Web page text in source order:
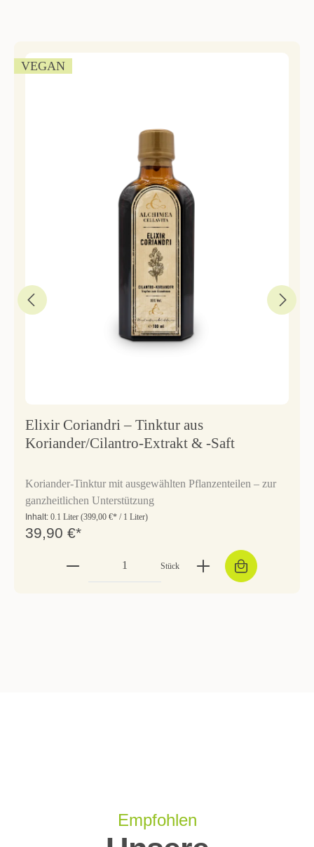
VEGAN
Elixir Coriandri – Tinktur aus
Koriander/Cilantro-Extrakt & -Saft
Koriander-Tinktur mit ausgewählten Pflanzenteilen – zur
ganzheitlichen Unterstützung
Inhalt: 0.1 Liter (399,00 €* / 1 Liter)
39,90 €*
Stück
Empfohlen